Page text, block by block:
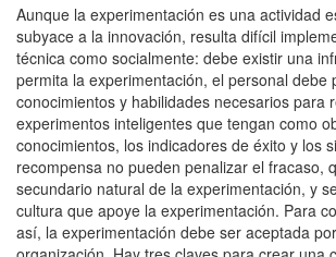
Aunque la experimentación es una actividad
subyace a la innovación, resulta difícil
técnica como socialmente: debe existir una
permita la experimentación, el personal debe
conocimientos y habilidades necesarios para
experimentos inteligentes que tengan como
conocimientos, los indicadores de éxito y los
recompensa no pueden penalizar el fracaso,
secundario natural de la experimentación, y
cultura que apoye la experimentación. Para
así, la experimentación debe ser aceptada